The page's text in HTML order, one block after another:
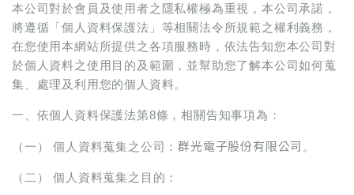
本公司對於會員及使用者之隱私權極為重視，本公司承諾，
將遵循「個人資料保護法」等相關法令所規範之權利義務，
在您使用本網站所提供之各項服務時，依法告知您本公司對
於個人資料之使用目的及範圍，並幫助您了解本公司如何蒐
集、處理及利用您的個人資料。
一、依個人資料保護法第8條，相關告知事項為：
（一） 個人資料蒐集之公司：群光電子股份有限公司 。
（二） 個人資料蒐集之目的：